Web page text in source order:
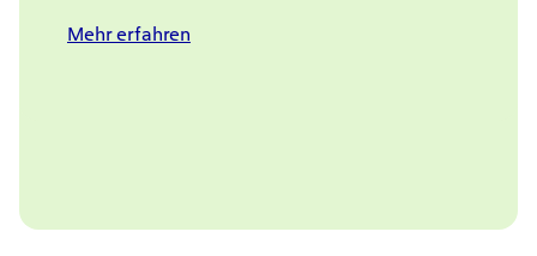
Mehr erfahren